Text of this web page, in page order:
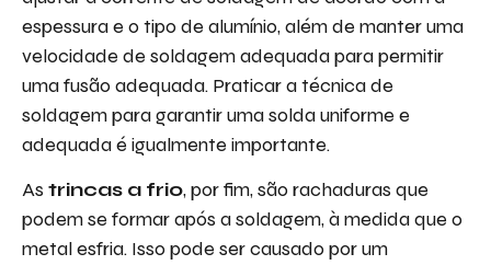
espessura e o tipo de alumínio, além de manter uma
velocidade de soldagem adequada para permitir
uma fusão adequada. Praticar a técnica de
soldagem para garantir uma solda uniforme e
adequada é igualmente importante.
As trincas a frio, por fim, são rachaduras que
podem se formar após a soldagem, à medida que o
metal esfria. Isso pode ser causado por um